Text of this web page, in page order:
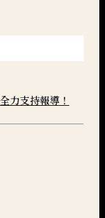
力支持報導！